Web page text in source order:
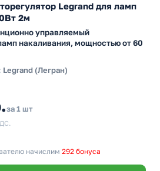
Legrand для ламп
2м
управляемый
накаливания, мощностью от 60
Legrand (Легран)
за 1 шт
начислим 292 бонуса